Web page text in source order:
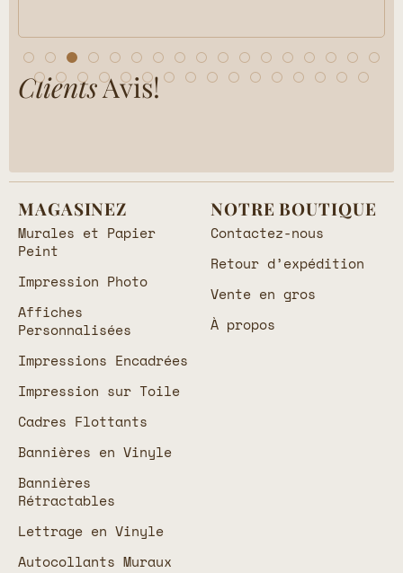
ClientsAvis!
MAGASINEZ
Murales et Papier
Peint
Impression Photo
Affiches
Personnalisées
Impressions Encadrées
Impression sur Toile
Cadres Flottants
Bannières en Vinyle
Bannières
Rétractables
Lettrage en Vinyle
Autocollants Muraux
NOTRE BOUTIQUE
Contactez-nous
Retour d’expédition
Vente en gros
À propos